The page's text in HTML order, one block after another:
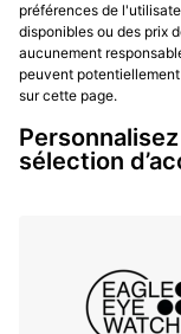
préférences de
disponibles ou des prix
aucunement
peuvent
sur cette page.
sélection